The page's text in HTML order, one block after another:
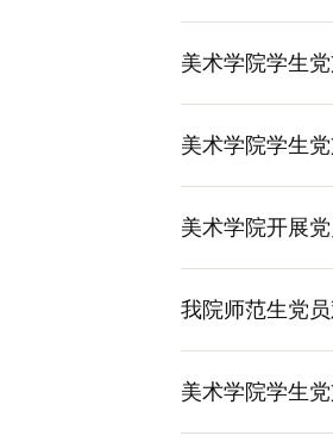
美术学院学生
美术学院学生
美术学院开展
我院师范生党
美术学院学生